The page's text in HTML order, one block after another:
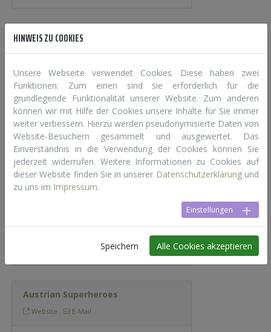
ATZ BUCHplus
Website E-Mail Telefon Karte
ATZ BUCHplus vereint Buchhandlung,
Buchbinderei, Grafik und Gravur. Es
handelt sich um ein
Arbeitstrainingszentrum der pro mente
OÖ.
Audiamo
Hörbücher, Hörspiele, Tonies
Austrian Superheroes
Website E-Mail
HINWEIS ZU COOKIES
Unsere Webseite verwendet Cookies. Diese haben zwei
Funktionen: Zum einen sind sie erforderlich für die
grundlegende Funktionalität unserer Website. Zum anderen
können wir mit Hilfe der Cookies unsere Inhalte für Sie immer
weiter verbessern. Hierzu werden pseudonymisierte Daten von
Website-Besuchern gesammelt und ausgewertet. Das
Einverständnis in die Verwendung der Cookies können Sie
jederzeit widerrufen. Weitere Informationen zu Cookies auf
dieser Website finden Sie in unserer Datenschutzerklärungund
zu uns im Impressum.
Einstellungen
Speichern Alle Cookies akzeptieren